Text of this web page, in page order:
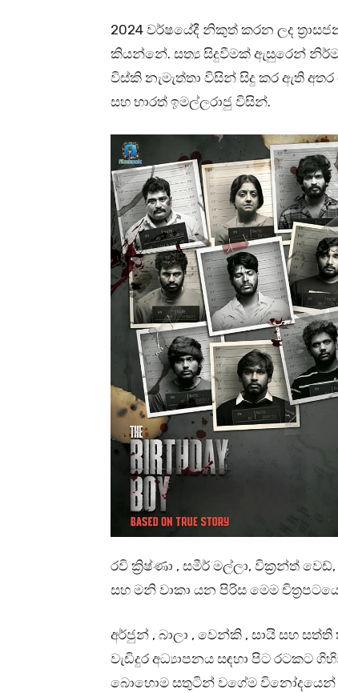
2024 වර්ෂයේදී නිකුත් කරන ලද
කියන්නේ. සත්‍ය සිදුවීමක් ඇසුරෙන්
විස්කි නැමැත්තා විසින් සිදු කර ඇති
සහ භාරත් ඉමල්ලරාජු විසින්.
රවි ක්‍රිෂ්ණා , සමීර් මල්ලා, වික්‍රන්ත්
සහ මනි වාකා යන පිරිස මෙම
අර්ජුන් , බාලා , වෙන්කි , සායි සහ
වැඩිදුර අධ්‍යාපනය සඳහා පිට රටකට
බොහොම සතුටින් වගේම විනෝදයෙන්